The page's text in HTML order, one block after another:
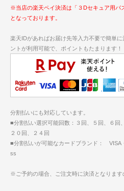
※当店の楽天ペイ決済は「３Dセキュア用パ
となっております。
楽天IDがあればお届け先等入力不要で簡単
ントが利用可能で、ポイントもたまります！
分割払いにも対応しています。
■分割払い選択可能回数：３回、５回、６回
２０回、２４回
■分割払いが可能なカードブランド： VISA
ss
※ご予約の場合、ご注文時に決済となります